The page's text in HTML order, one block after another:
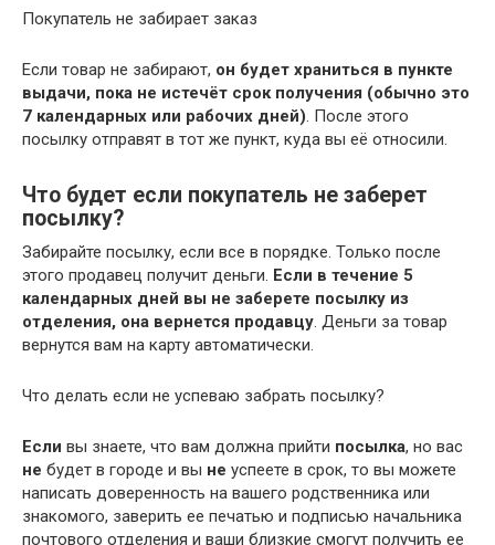
Покупатель не забирает заказ
Если товар не забирают, он будет храниться в пункте
выдачи, пока не истечёт срок получения (обычно это
7 календарных или рабочих дней). После этого
посылку отправят в тот же пункт, куда вы её относили.
Что будет если покупатель не заберет
посылку?
Забирайте посылку, если все в порядке. Только после
этого продавец получит деньги. Если в течение 5
календарных дней вы не заберете посылку из
отделения, она вернется продавцу. Деньги за товар
вернутся вам на карту автоматически.
Что делать если не успеваю забрать посылку?
Если вы знаете, что вам должна прийти посылка, но вас
не будет в городе и вы не успеете в срок, то вы можете
написать доверенность на вашего родственника или
знакомого, заверить ее печатью и подписью начальника
почтового отделения и ваши близкие смогут получить ее